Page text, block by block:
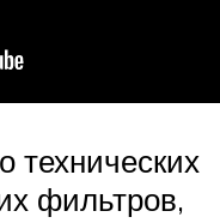
технических
фильтров,